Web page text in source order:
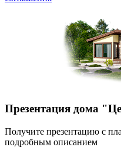
Презентация дома
Получите презентацию с
подробным описанием